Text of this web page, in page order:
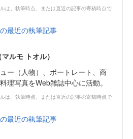
は、執筆時点、または直近の記事の寄稿時点で
最近の執筆記事
ルモ トオル）
ー（人物）、ポートレート、商
理写真をWeb雑誌中心に活動。
は、執筆時点、または直近の記事の寄稿時点で
最近の執筆記事